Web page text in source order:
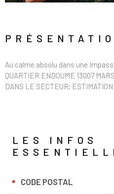
Au calme absolu dans une
QUARTIER ENDOUME 13007
DANS LE SECTEUR;
LES INFOS
Caractérisque Valeurs
CODE POSTAL